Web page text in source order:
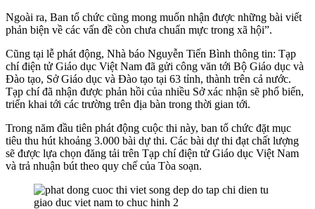
Ngoài ra, Ban tổ chức cũng mong muốn nhận được những bài viết
phản biện về các vấn đề còn chưa chuẩn mực trong xã hội”.
Cũng tại lễ phát động, Nhà báo Nguyễn Tiến Bình thông tin: Tạp
chí điện tử Giáo dục Việt Nam đã gửi công văn tới Bộ Giáo dục và
Đào tạo, Sở Giáo dục và Đào tạo tại 63 tỉnh, thành trên cả nước.
Tạp chí đã nhận được phản hồi của nhiều Sở xác nhận sẽ phổ biến,
triển khai tới các trường trên địa bàn trong thời gian tới.
Trong năm đầu tiên phát động cuộc thi này, ban tổ chức đặt mục
tiêu thu hút khoảng 3.000 bài dự thi. Các bài dự thi đạt chất lượng
sẽ được lựa chọn đăng tải trên Tạp chí điện tử Giáo dục Việt Nam
và trả nhuận bút theo quy chế của Tòa soạn.